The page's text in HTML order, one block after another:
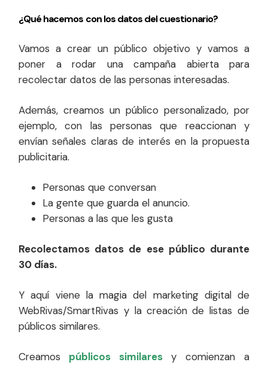
¿Qué hacemos con los datos del cuestionario?
Vamos a crear un público objetivo y vamos a
poner a rodar una campaña abierta para
recolectar datos de las personas interesadas.
Además, creamos un público personalizado, por
ejemplo, con las personas que reaccionan y
envían señales claras de interés en la propuesta
publicitaria.
Personas que conversan
La gente que guarda el anuncio.
Personas a las que les gusta
Recolectamos datos de ese público durante
30 días.
Y aquí viene la magia del marketing digital de
WebRivas/SmartRivas y la creación de listas de
públicos similares.
Creamos públicos similaresy comienzan a